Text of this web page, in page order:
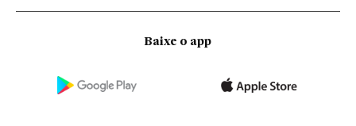
Baixe o app